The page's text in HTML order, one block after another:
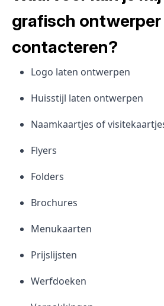
grafisch ontwerper
contacteren?
Logo laten ontwerpen
Huisstijl laten ontwerpen
Naamkaartjes of
Flyers
Folders
Brochures
Menukaarten
Prijslijsten
Werfdoeken